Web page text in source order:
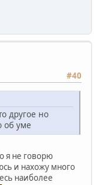
#40
другое но
об уме
я не говорю
и нахожу много
наиболее